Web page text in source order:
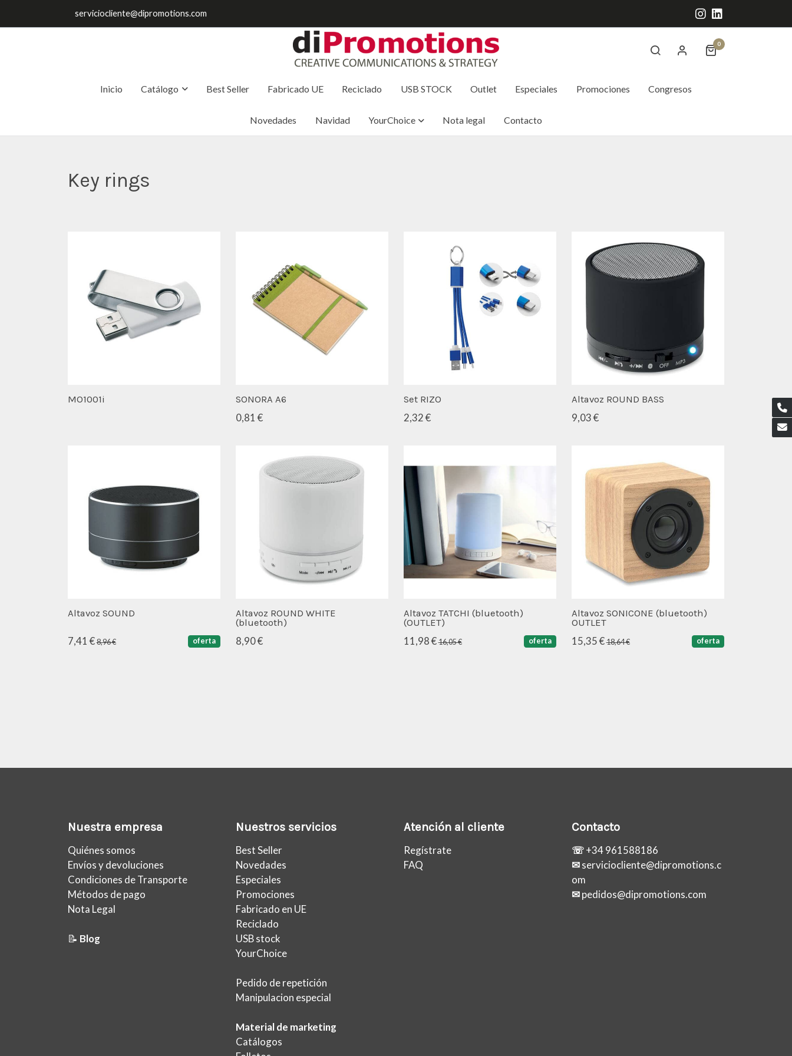
serviciocliente@dipromotions.com
0
Inicio Catálogo Best Seller Fabricado UE Reciclado USB STOCK Outlet Especiales Promociones Congresos
Novedades Navidad YourChoice Nota legal Contacto
Key rings
MO1001i SONORA A6
0,81 €
Set RIZO
2,32 €
Altavoz ROUND BASS
9,03 €
Altavoz SOUND
7,41 €8,96 € oferta
Altavoz ROUND WHITE
(bluetooth)
8,90 €
Altavoz TATCHI (bluetooth)
(OUTLET)
11,98 €16,05 € oferta
Altavoz SONICONE (bluetooth)
OUTLET
15,35 €18,64 € oferta
Nuestra empresa
Quiénes somos
Envíos y devoluciones
Condiciones de Transporte
Métodos de pago
Nota Legal
📝 Blog
Nuestros servicios
Best Seller
Novedades
Especiales
Promociones
Fabricado en UE
Reciclado
USB stock
YourChoice
Pedido de repetición
Manipulacion especial
Material de marketing
Catálogos
Atención al cliente
Regístrate
FAQ
Contacto
☏+34 961588186
✉ serviciocliente@dipromotions.c
om
✉pedidos@dipromotions.com